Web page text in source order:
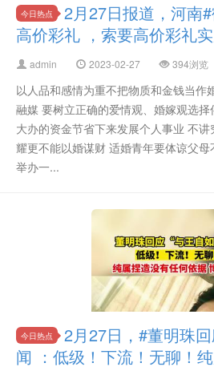
今日热点
2月27日报道，河南
高价彩礼 ，索要高价彩礼
admin 2023-02-27 394浏览
以人品和感情为重不把物质和金钱当作
融媒 要树立正确的爱情观、婚嫁观选
大办的资金节省下来发展个人事业 不
耀更不能以婚谋财 适婚青年要体谅父
举办一...
今日热点
2月27日，#董明珠
闻 ：低级！下流！无聊！